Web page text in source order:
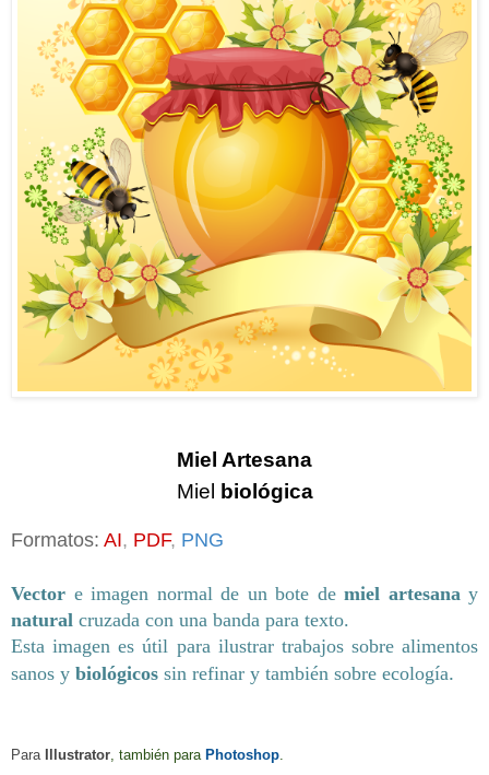
Miel Artesana
Miel biológica
Formatos: AI, PDF, PNG
Vector e imagen normal de un bote de miel artesana y
natural cruzada con una banda para texto.
Esta imagen es útil para ilustrar trabajos sobre alimentos
sanos y biológicos sin refinar y también sobre ecología.
Para Illustrator , también para Photoshop